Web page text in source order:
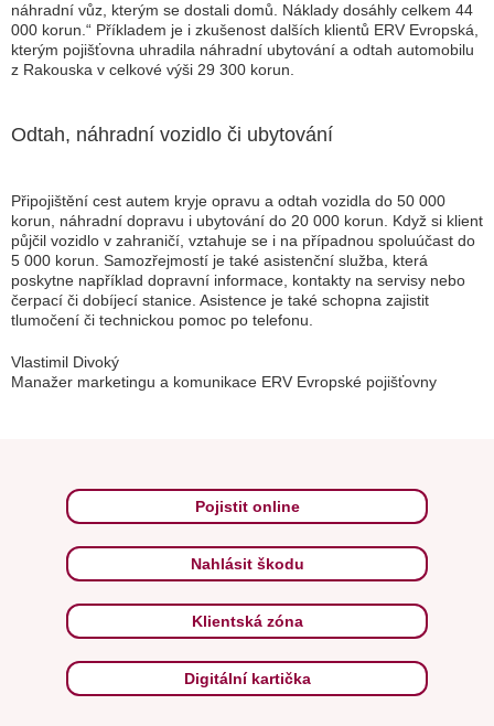
náhradní vůz, kterým se dostali domů. Náklady dosáhly celkem 44
000 korun.“ Příkladem je i zkušenost dalších klientů ERV Evropská,
kterým pojišťovna uhradila náhradní ubytování a odtah automobilu
z Rakouska v celkové výši 29 300 korun.
Odtah, náhradní vozidlo či ubytování
Připojištění cest autem kryje opravu a odtah vozidla do 50 000
korun, náhradní dopravu i ubytování do 20 000 korun. Když si klient
půjčil vozidlo v zahraničí, vztahuje se i na případnou spoluúčast do
5 000 korun. Samozřejmostí je také asistenční služba, která
poskytne například dopravní informace, kontakty na servisy nebo
čerpací či dobíjecí stanice. Asistence je také schopna zajistit
tlumočení či technickou pomoc po telefonu.
Vlastimil Divoký
Manažer marketingu a komunikace ERV Evropské pojišťovny
Pojistit online
Nahlásit škodu
Klientská zóna
Digitální kartička